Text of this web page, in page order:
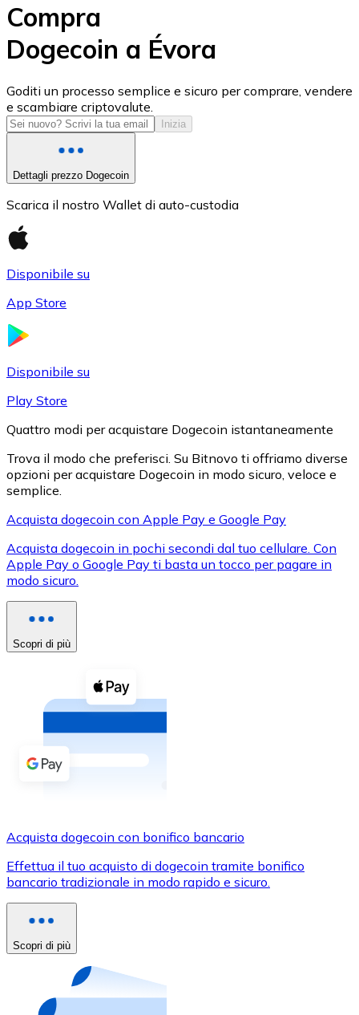
USD Coin
USDC
XRP
XRP
Vedi tutto
Buoni cripto
Acquista criptovalute in contanti e altri mezzi di
Acquista con contanti
Bonifico SEPA
Usa le carte Visa e Mastercard per acquistare
Acquista con carta
Acquista gift card dei tuoi marchi preferiti con
Compra
Dogecoin a Évora
Goditi un processo semplice e sicuro per comprare, vendere
e scambiare criptovalute.
Inizia
Dettagli prezzo Dogecoin
Scarica il nostro Wallet di auto-custodia
Disponibile su
App Store
Disponibile su
Play Store
Quattro modi per acquistare Dogecoin istantaneamente
Trova il modo che preferisci. Su Bitnovo ti offriamo diverse
opzioni per acquistare Dogecoin in modo sicuro, veloce e
semplice.
Acquista dogecoin con Apple Pay e Google Pay
Acquista dogecoin in pochi secondi dal tuo cellulare. Con
Apple Pay o Google Pay ti basta un tocco per pagare in
modo sicuro.
Scopri di più
Acquista dogecoin con bonifico bancario
Effettua il tuo acquisto di dogecoin tramite bonifico
bancario tradizionale in modo rapido e sicuro.
Scopri di più